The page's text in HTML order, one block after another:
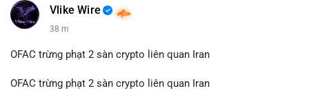
Vlike Wire
38 m
OFAC trừng phạt 2 sàn crypto liên quan Iran
OFAC trừng phạt 2 sàn crypto liên quan Iran